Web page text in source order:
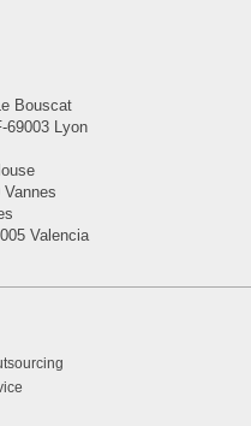
Bouscat
69003 Lyon
Valencia